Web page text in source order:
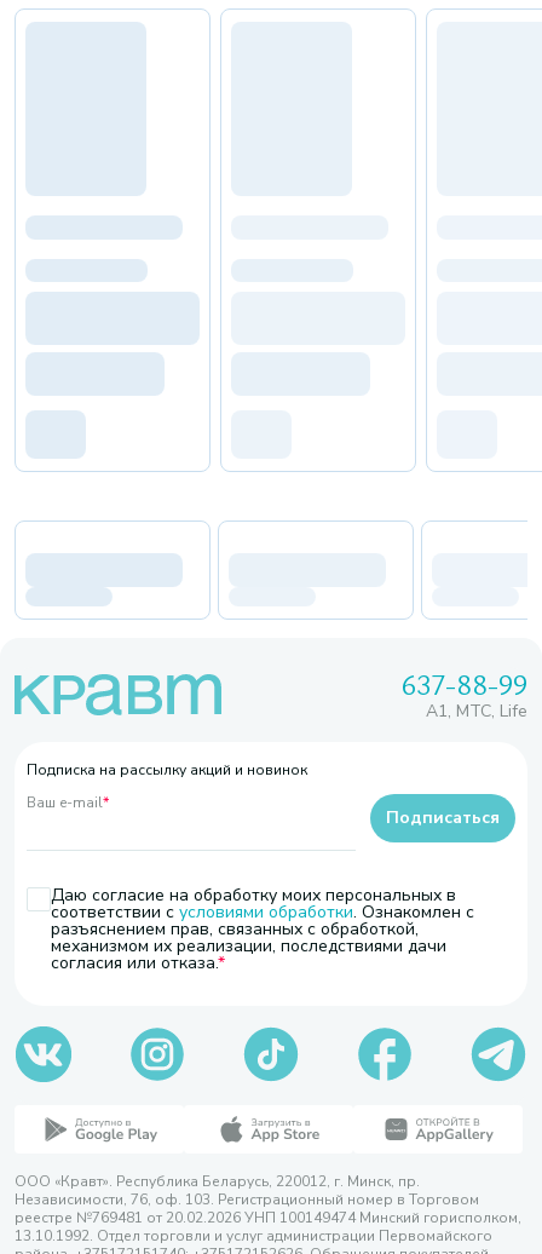
637-88-99
A1, МТС, Life
Подписка на рассылку акций и новинок
Ваш e-mail*
Даю согласие на обработку моих персональных в
соответствии с условиями обработки. Ознакомлен с
разъяснением прав, связанных с обработкой,
механизмом их реализации, последствиями дачи
согласия или отказа.
Подписаться
ООО «Кравт». Республика Беларусь, 220012, г. Минск, пр.
Независимости, 76, оф. 103. Регистрационный номер в Торговом
реестре №769481 от 20.02.2026 УНП 100149474 Минский горисполком,
13.10.1992. Отдел торговли и услуг администрации Первомайского